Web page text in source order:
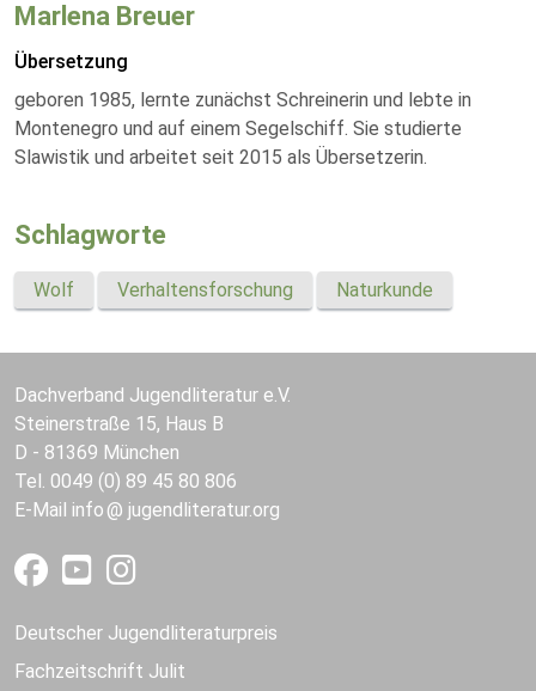
Marlena Breuer
Übersetzung
geboren 1985, lernte zunächst Schreinerin und lebte in
Montenegro und auf einem Segelschiff. Sie studierte
Slawistik und arbeitet seit 2015 als Übersetzerin.
Schlagworte
Wolf Verhaltensforschung Naturkunde
Dachverband Jugendliteratur e.V.
Steinerstraße 15, Haus B
D - 81369 München
Tel. 0049 (0) 89 45 80 806
E-Mail info jugendliteratur.org
Deutscher Jugendliteraturpreis
Fachzeitschrift Julit